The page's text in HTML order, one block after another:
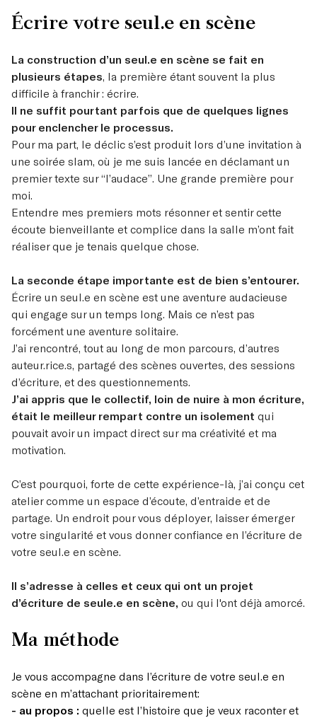
Écrire votre seul.e en scène
La construction d’un seul.e en scène se fait en
plusieurs étapes, la première étant souvent la plus
difficile à franchir : écrire.
Il ne suffit pourtant parfois que de quelques lignes
pour enclencher le processus.
Pour ma part, le déclic s’est produit lors d’une invitation à
une soirée slam, où je me suis lancée en déclamant un
premier texte sur “l’audace”. Une grande première pour
moi.
Entendre mes premiers mots résonner et sentir cette
écoute bienveillante et complice dans la salle m’ont fait
réaliser que je tenais quelque chose.
La seconde étape importante est de bien s’entourer.
Écrire un seul.e en scène est une aventure audacieuse
qui engage sur un temps long. Mais ce n’est pas
forcément une aventure solitaire.
J’ai rencontré, tout au long de mon parcours, d’autres
auteur.rice.s, partagé des scènes ouvertes, des sessions
d’écriture, et des questionnements.
J’ai appris que le collectif, loin de nuire à mon écriture,
était le meilleur rempart contre un isolement qui
pouvait avoir un impact direct sur ma créativité et ma
motivation.
C’est pourquoi, forte de cette expérience-là, j’ai conçu cet
atelier comme un espace d’écoute, d’entraide et de
partage. Un endroit pour vous déployer, laisser émerger
votre singularité et vous donner confiance en l’écriture de
votre seul.e en scène.
Il s’adresse à celles et ceux qui ont un projet
d’écriture de seule.e en scène, ou qui l'ont déjà amorcé.
Ma méthode
Je vous accompagne dans l’écriture de votre seul.e en
scène en m’attachant prioritairement:
- au propos : quelle est l’histoire que je veux raconter et